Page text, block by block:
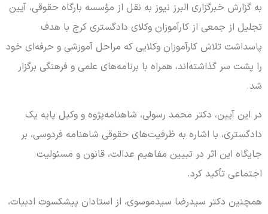
به گزارش خبرگزاری البرز نیوز به نقل از مؤسسه بارگاه حقوقی، آیین
تجلیل از جمعی از کارآموزان وکلای دادگستری کرج با هدف
پاسداشت تلاش کارآموزان وکلایی که مراحل آموزشی و حرفه‌ای خود
را پشت سر گذاشته‌اند، همراه با برنامه‌های علمی و فرهنگی برگزار
شد.
در این آیین، دکتر محمد رسولی، شاهنامه‌پژوه و وکیل پایه یک
دادگستری، با اشاره به ظرفیت‌های حقوقی شاهنامه فردوسی، بر
جایگاه این اثر در تبیین مفاهیم عدالت، قانون و مسئولیت
اجتماعی تأکید کرد.
همچنین دکتر سیدرضا سیدموسوی، از استادان پیشکسوت ادبیات،